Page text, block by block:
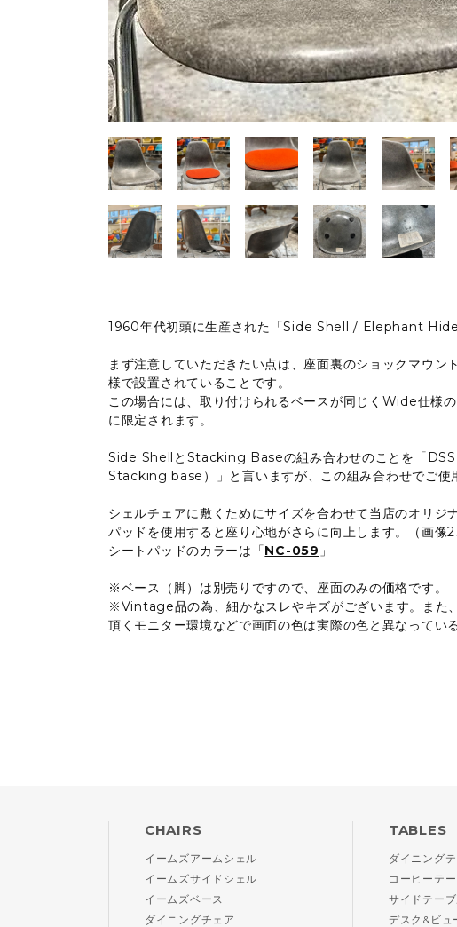
1960年代初頭に生産された「Side Shell / Elephant
まず注意していただきたい点は、座面裏のショックマウ
様で設置されていることです。
この場合には、取り付けられるベースが同じくWide仕様
に限定されます。
Side ShellとStacking Baseの組み合わせのことを「
Stacking base）」と言いますが、この組み合わせでご使
シェルチェアに敷くためにサイズを合わせて当店のオリジ
パッドを使用すると座り心地がさらに向上します。（画像2
シートパッドのカラーは「NC-059 」
※ベース（脚）は別売りですので、座面のみの価格です。
※Vintage品の為、細かなスレやキズがございます。また
頂くモニター環境などで画面の色は実際の色と異なってい
CHAIRS
イームズアームシェル
イームズサイドシェル
イームズベース
ダイニングチェア
TABLES
ダイニング
コーヒーテ
サイドテー
デスク&ビュ